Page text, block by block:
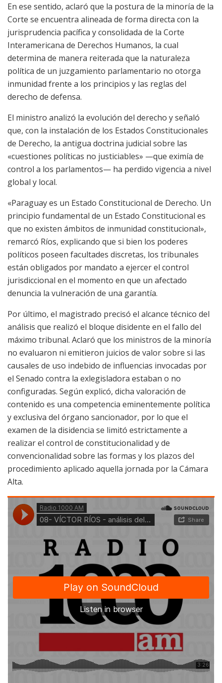
En ese sentido, aclaró que la postura de la minoría de la
Corte se encuentra alineada de forma directa con la
jurisprudencia pacífica y consolidada de la Corte
Interamericana de Derechos Humanos, la cual
determina de manera reiterada que la naturaleza
política de un juzgamiento parlamentario no otorga
inmunidad frente a los principios y las reglas del
derecho de defensa.
El ministro analizó la evolución del derecho y señaló
que, con la instalación de los Estados Constitucionales
de Derecho, la antigua doctrina judicial sobre las
«cuestiones políticas no justiciables» —que eximía de
control a los parlamentos— ha perdido vigencia a nivel
global y local.
«Paraguay es un Estado Constitucional de Derecho. Un
principio fundamental de un Estado Constitucional es
que no existen ámbitos de inmunidad constitucional»,
remarcó Ríos, explicando que si bien los poderes
políticos poseen facultades discretas, los tribunales
están obligados por mandato a ejercer el control
jurisdiccional en el momento en que un afectado
denuncia la vulneración de una garantía.
Por último, el magistrado precisó el alcance técnico del
análisis que realizó el bloque disidente en el fallo del
máximo tribunal. Aclaró que los ministros de la minoría
no evaluaron ni emitieron juicios de valor sobre si las
causales de uso indebido de influencias invocadas por
el Senado contra la exlegisladora estaban o no
configuradas. Según explicó, dicha valoración de
contenido es una competencia eminentemente política
y exclusiva del órgano sancionador, por lo que el
examen de la disidencia se limitó estrictamente a
realizar el control de constitucionalidad y de
convencionalidad sobre las formas y los plazos del
procedimiento aplicado aquella jornada por la Cámara
Alta.